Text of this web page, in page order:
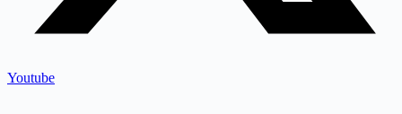
Youtube